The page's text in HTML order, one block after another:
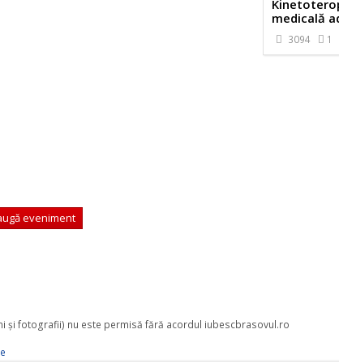
medicală
3094 1
eveniment
şi fotografii) nu este permisă fără acordul iubescbrasovul.ro